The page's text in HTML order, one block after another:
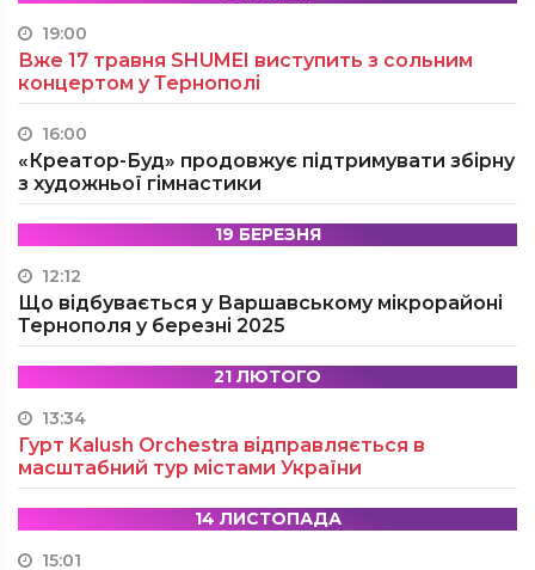
19:00
Вже 17 травня SHUMEI виступить з сольним
концертом у Тернополі
16:00
«Креатор-Буд» продовжує підтримувати збірну
з художньої гімнастики
19 БЕРЕЗНЯ
12:12
Що відбувається у Варшавському мікрорайоні
Тернополя у березні 2025
21 ЛЮТОГО
13:34
Гурт Kalush Orchestra відправляється в
масштабний тур містами України
14 ЛИСТОПАДА
15:01